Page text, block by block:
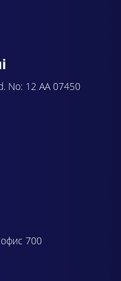
No: 12 AA 07450
700